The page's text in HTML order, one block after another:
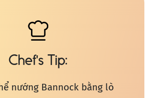
Chef's Tip
nướng Bannock bằng lò